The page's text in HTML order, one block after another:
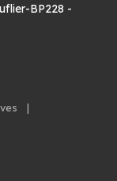
BP228 -
|